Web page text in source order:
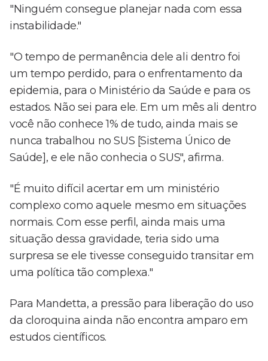
"Ninguém consegue planejar nada com essa
instabilidade."
"O tempo de permanência dele ali dentro foi
um tempo perdido, para o enfrentamento da
epidemia, para o Ministério da Saúde e para os
estados. Não sei para ele. Em um mês ali dentro
você não conhece 1% de tudo, ainda mais se
nunca trabalhou no SUS [Sistema Único de
Saúde], e ele não conhecia o SUS", afirma.
"É muito difícil acertar em um ministério
complexo como aquele mesmo em situações
normais. Com esse perfil, ainda mais uma
situação dessa gravidade, teria sido uma
surpresa se ele tivesse conseguido transitar em
uma política tão complexa."
Para Mandetta, a pressão para liberação do uso
da cloroquina ainda não encontra amparo em
estudos científicos.